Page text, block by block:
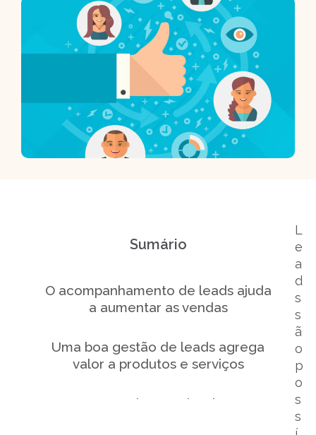
L
e
a
d
s
s
ã
o
p
o
s
s
Sumário
O acompanhamento de leads ajuda
a aumentar as vendas
Uma boa gestão de leads agrega
valor a produtos e serviços
Quem monitora os leads tem